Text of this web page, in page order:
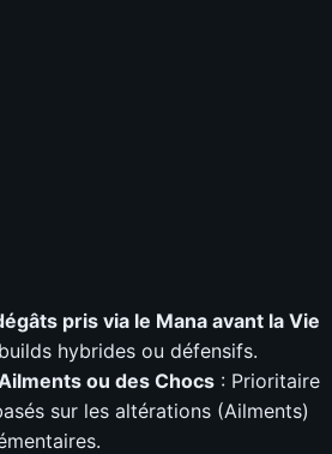
pris via le Mana avant la Vie
hybrides ou défensifs.
ou des Chocs : Prioritaire
sur les altérations (Ailments)